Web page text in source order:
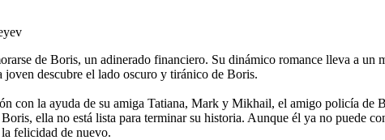
de Boris, un adinerado financiero. Su dinámico romance lleva a un
joven descubre el lado oscuro y tiránico de Boris.
con la ayuda de su amiga Tatiana, Mark y Mikhail, el amigo policía de
ella no está lista para terminar su historia. Aunque él ya no puede
felicidad de nuevo.